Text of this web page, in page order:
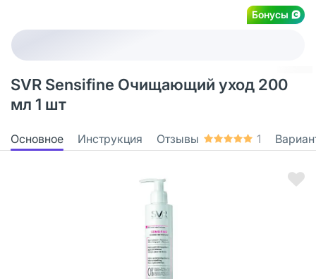
Бонусы
SVR Sensifine Очищающий уход 200
мл 1 шт
Основное Инструкция Отзывы 1